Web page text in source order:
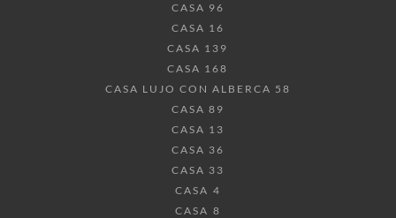
CASA 96
CASA 16
CASA 139
CASA 168
CASA LUJO CON ALBERCA 58
CASA 89
CASA 13
CASA 36
CASA 33
CASA 4
CASA 8